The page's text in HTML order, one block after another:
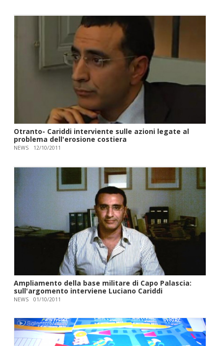
Otranto- Cariddi interviente sulle azioni legate al
NEWS 12/10/2011
Ampliamento della base militare di Capo Palascia:
sull'argomento interviene Luciano Cariddi
NEWS 01/10/2011